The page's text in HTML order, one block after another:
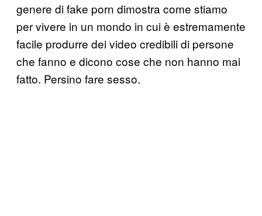
genere di fake porn dimostra come stiamo
per vivere in un mondo in cui è estremamente
facile produrre dei video credibili di persone
che fanno e dicono cose che non hanno mai
fatto. Persino fare sesso.